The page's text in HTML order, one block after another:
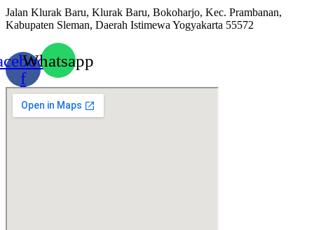
Jalan Klurak Baru, Klurak Baru, Bokoharjo, Kec. Prambanan,
Kabupaten Sleman, Daerah Istimewa Yogyakarta 55572
f
Whatsapp